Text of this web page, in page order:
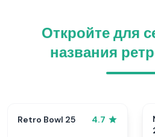
Откройте для
названия
Retro Bowl 25 4.7